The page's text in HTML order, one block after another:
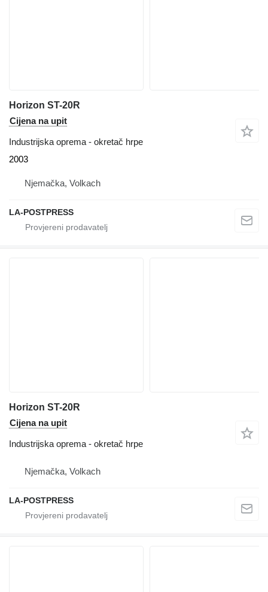
Horizon ST-20R
Cijena na upit
Industrijska oprema - okretač hrpe
2003
Njemačka, Volkach
LA-POSTPRESS
Horizon ST-20R
Cijena na upit
Industrijska oprema - okretač hrpe
Njemačka, Volkach
LA-POSTPRESS